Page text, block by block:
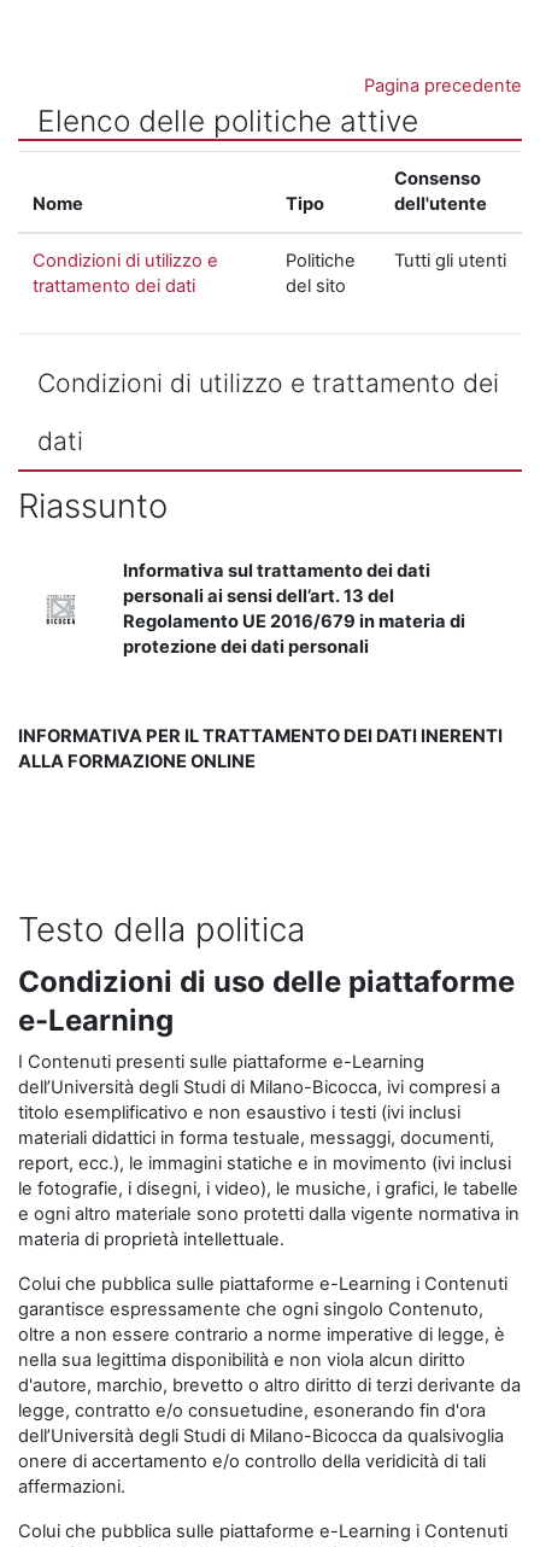
Pagina precedente
Elenco delle politiche attive
Nome Tipo
Consenso
dell'utente
Condizioni di utilizzo e
trattamento dei dati
Politiche
del sito
Tutti gli utenti
Condizioni di utilizzo e trattamento dei
dati
Riassunto
Informativa sul trattamento dei dati
personali ai sensi dell’art. 13 del
Regolamento UE 2016/679 in materia di
protezione dei dati personali
INFORMATIVA PER IL TRATTAMENTO DEI DATI INERENTI
ALLA FORMAZIONE ONLINE
Testo della politica
Condizioni di uso delle piattaforme
e-Learning
I Contenuti presenti sulle piattaforme e-Learning
dell’Università degli Studi di Milano-Bicocca, ivi compresi a
titolo esemplificativo e non esaustivo i testi (ivi inclusi
materiali didattici in forma testuale, messaggi, documenti,
report, ecc.), le immagini statiche e in movimento (ivi inclusi
le fotografie, i disegni, i video), le musiche, i grafici, le tabelle
e ogni altro materiale sono protetti dalla vigente normativa in
materia di proprietà intellettuale.
Colui che pubblica sulle piattaforme e-Learning i Contenuti
garantisce espressamente che ogni singolo Contenuto,
oltre a non essere contrario a norme imperative di legge, è
nella sua legittima disponibilità e non viola alcun diritto
d'autore, marchio, brevetto o altro diritto di terzi derivante da
legge, contratto e/o consuetudine, esonerando fin d'ora
dell’Università degli Studi di Milano-Bicocca da qualsivoglia
onere di accertamento e/o controllo della veridicità di tali
affermazioni.
Colui che pubblica sulle piattaforme e-Learning i Contenuti